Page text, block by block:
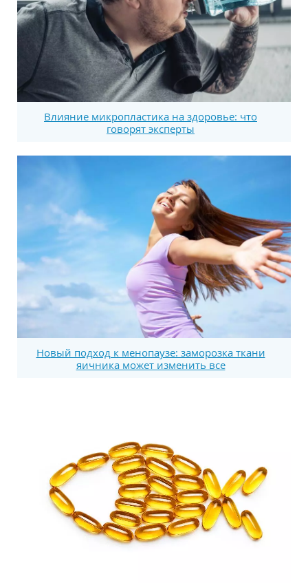
Влияние микропластика на здоровье: что
говорят эксперты
Новый подход к менопаузе: заморозка ткани
яичника может изменить все